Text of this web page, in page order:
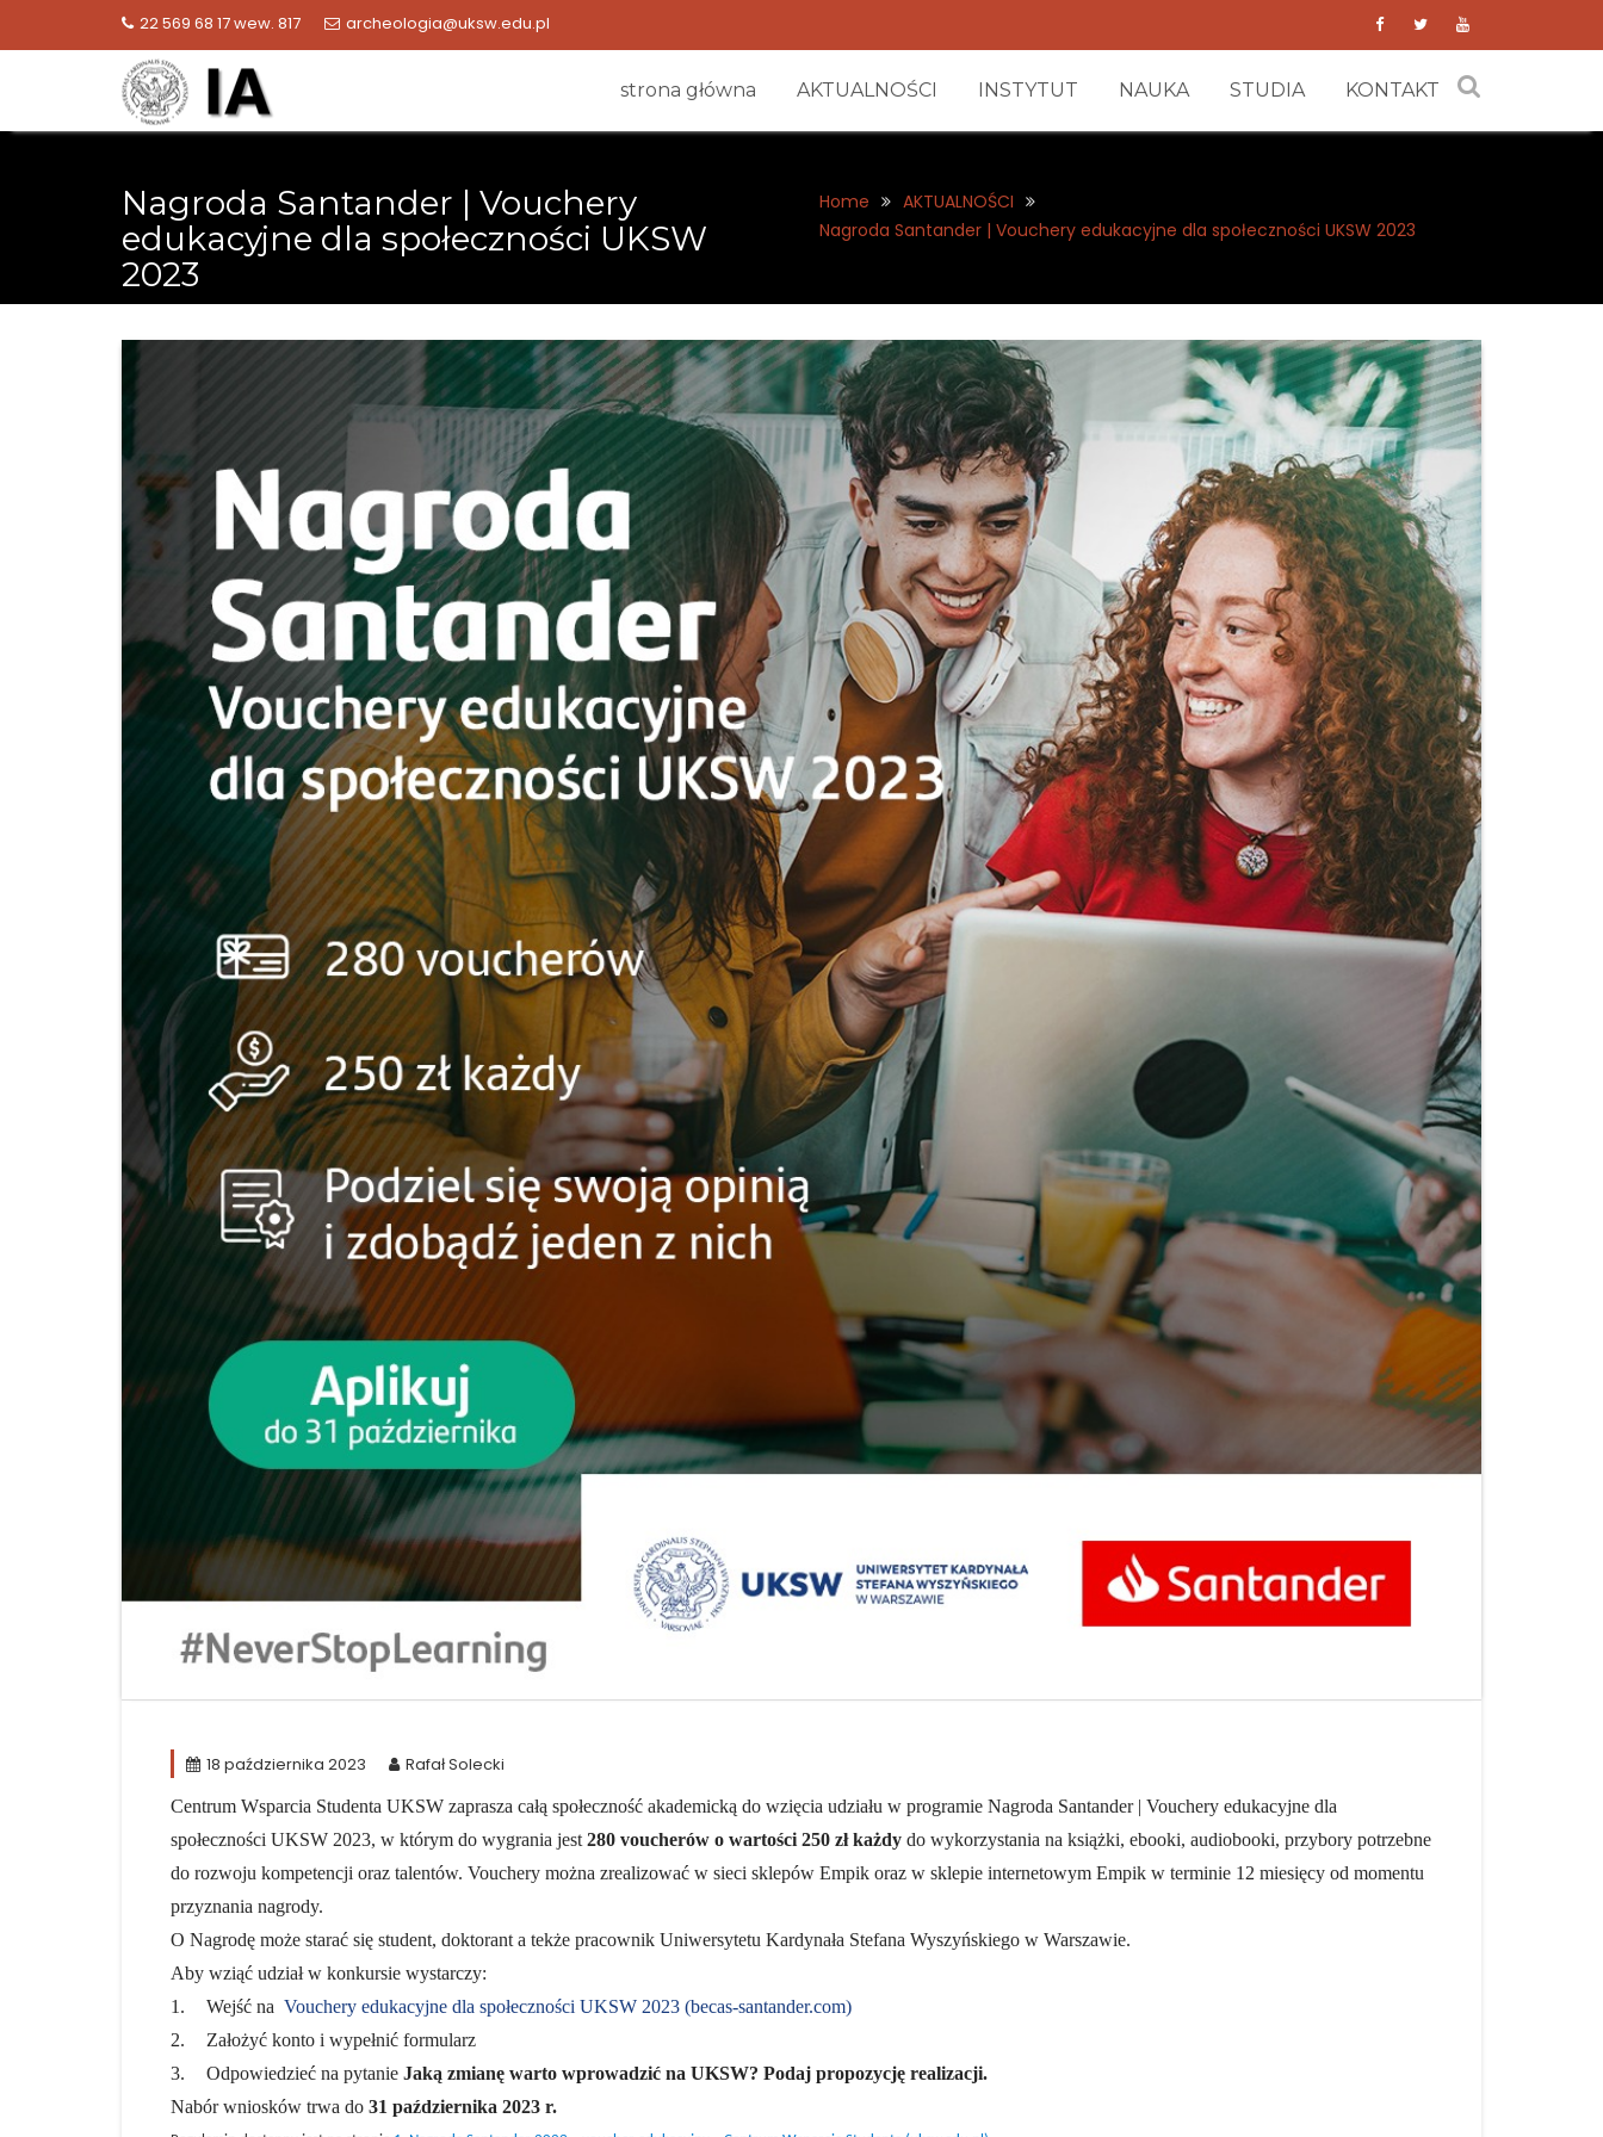
22 569 68 17 wew. 817 archeologia@uksw.edu.pl
strona główna AKTUALNOŚCI INSTYTUT NAUKA STUDIA KONTAKT
Nagroda Santander | Vouchery
edukacyjne dla społeczności UKSW
2023
Home
AKTUALNOŚCI
Nagroda Santander | Vouchery edukacyjne dla społeczności UKSW 2023
18 października 2023 Rafał Solecki
Centrum Wsparcia Studenta UKSW zaprasza całą społeczność akademicką do wzięcia udziału w programie Nagroda Santander | Vouchery edukacyjne dla
społeczności UKSW 2023, w którym do wygrania jest 280 voucherów o wartości 250 zł każdy do wykorzystania na książki, ebooki, audiobooki, przybory potrzebne
do rozwoju kompetencji oraz talentów. Vouchery można zrealizować w sieci sklepów Empik oraz w sklepie internetowym Empik w terminie 12 miesięcy od momentu
przyznania nagrody.
O Nagrodę może starać się student, doktorant a tekże pracownik Uniwersytetu Kardynała Stefana Wyszyńskiego w Warszawie.
Aby wziąć udział w konkursie wystarczy:
1.
Wejść na Vouchery edukacyjne dla społeczności UKSW 2023 (becas-santander.com)
2.
Założyć konto i wypełnić formularz
3.
Odpowiedzieć na pytanie Jaką zmianę warto wprowadzić na UKSW? Podaj propozycję realizacji.
Nabór wniosków trwa do 31 października 2023 r.